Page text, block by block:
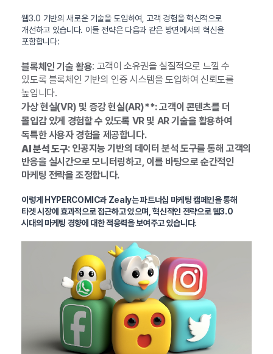
웹3.0 기반의 새로운 기술을 도입하여, 고객 경험을 혁신적으로
개선하고 있습니다. 이들 전략은 다음과 같은 방면에서의 혁신을
포함합니다:
블록체인 기술 활용: 고객이 소유권을 실질적으로 느낄 수
있도록 블록체인 기반의 인증 시스템을 도입하여 신뢰도를
높입니다.
가상 현실(VR) 및 증강 현실(AR)**: 고객이 콘텐츠를 더
몰입감 있게 경험할 수 있도록 VR 및 AR 기술을 활용하여
독특한 사용자 경험을 제공합니다.
AI 분석 도구: 인공지능 기반의 데이터 분석 도구를 통해 고객의
반응을 실시간으로 모니터링하고, 이를 바탕으로 순간적인
마케팅 전략을 조정합니다.
이렇게 HYPERCOMIC과 Zealy는 파트너십 마케팅 캠페인을 통해
타겟 시장에 효과적으로 접근하고 있으며, 혁신적인 전략으로 웹3.0
시대의 마케팅 경향에 대한 적응력을 보여주고 있습니다.